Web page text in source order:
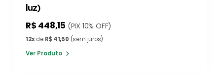
luz)
R$ 448,15 (PIX 10% OFF)
12xde R$ 41,50 (sem juros)
Ver Produto